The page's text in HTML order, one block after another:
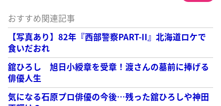
おすすめ関連記事
【写真あり】82年『西部警察PART-II』北海道ロケで
食いだおれ
舘ひろし 旭日小綬章を受章！渡さんの墓前に捧げる
俳優人生
気になる石原プロ俳優の今後…残った舘ひろしや神田